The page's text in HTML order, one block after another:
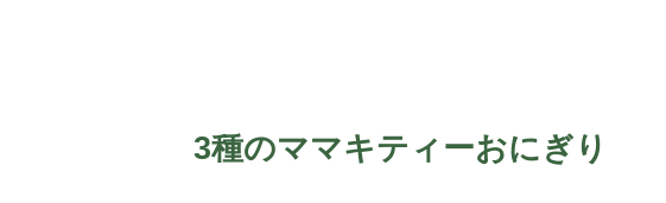
3種のママキティーおにぎり